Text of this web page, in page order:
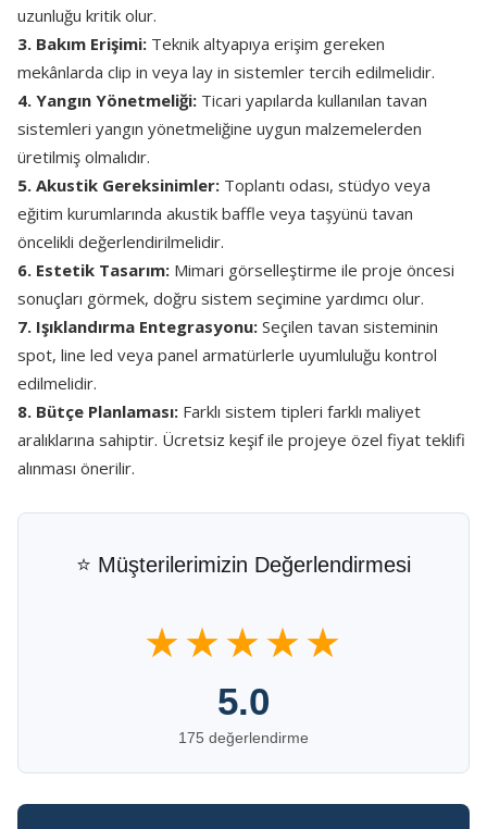
uzunluğu kritik olur.
3. Bakım Erişimi: Teknik altyapıya erişim gereken
mekânlarda clip in veya lay in sistemler tercih edilmelidir.
4. Yangın Yönetmeliği: Ticari yapılarda kullanılan tavan
sistemleri yangın yönetmeliğine uygun malzemelerden
üretilmiş olmalıdır.
5. Akustik Gereksinimler: Toplantı odası, stüdyo veya
eğitim kurumlarında akustik baffle veya taşyünü tavan
öncelikli değerlendirilmelidir.
6. Estetik Tasarım: Mimari görselleştirme ile proje öncesi
sonuçları görmek, doğru sistem seçimine yardımcı olur.
7. Işıklandırma Entegrasyonu: Seçilen tavan sisteminin
spot, line led veya panel armatürlerle uyumluluğu kontrol
edilmelidir.
8. Bütçe Planlaması: Farklı sistem tipleri farklı maliyet
aralıklarına sahiptir. Ücretsiz keşif ile projeye özel fiyat teklifi
alınması önerilir.
⭐ Müşterilerimizin Değerlendirmesi
★★★★★
5.0
175 değerlendirme